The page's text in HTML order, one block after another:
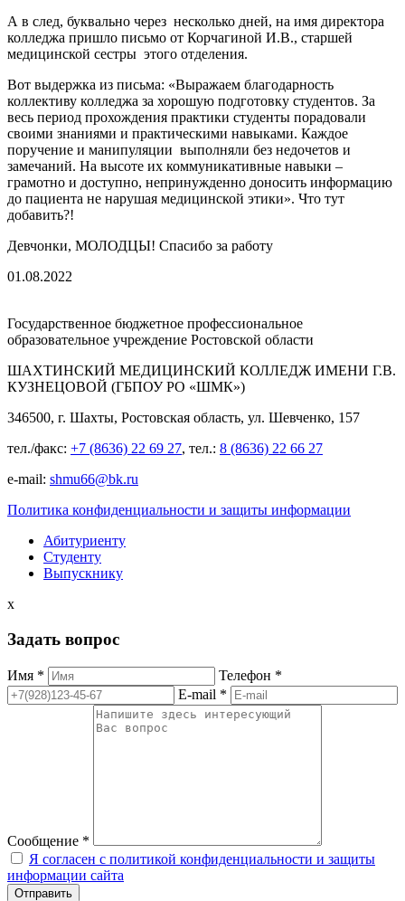
А в след, буквально через несколько дней, на имя директора
колледжа пришло письмо от Корчагиной И.В., старшей
медицинской сестры этого отделения.
Вот выдержка из письма: «Выражаем благодарность
коллективу колледжа за хорошую подготовку студентов. За
весь период прохождения практики студенты порадовали
своими знаниями и практическими навыками. Каждое
поручение и манипуляции выполняли без недочетов и
замечаний. На высоте их коммуникативные навыки –
грамотно и доступно, непринужденно доносить информацию
до пациента не нарушая медицинской этики». Что тут
добавить?!
Девчонки, МОЛОДЦЫ! Спасибо за работу
01.08.2022
Государственное бюджетное профессиональное
образовательное учреждение Ростовской области
ШАХТИНСКИЙ МЕДИЦИНСКИЙ КОЛЛЕДЖ ИМЕНИ Г.В.
КУЗНЕЦОВОЙ (ГБПОУ РО «ШМК»)
346500, г. Шахты, Ростовская область, ул. Шевченко, 157
тел./факс: +7 (8636) 22 69 27, тел.: 8 (8636) 22 66 27
e-mail: shmu66@bk.ru
Политика конфиденциальности и защиты информации
Абитуриенту
Студенту
Выпускнику
x
Задать вопрос
Имя *
Телефон *
E-mail *
Сообщение *
Я согласен с политикой конфиденциальности и защиты
информации сайта